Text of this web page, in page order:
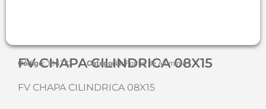
FV CHAPA CILINDRICA 08X15
Código:104782 Categoria: Forma de Alumínio
FV CHAPA CILINDRICA 08X15